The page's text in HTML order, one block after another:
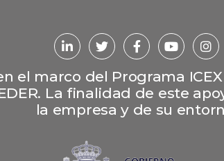
el marco del Programa
La finalidad de este
la empresa y de su